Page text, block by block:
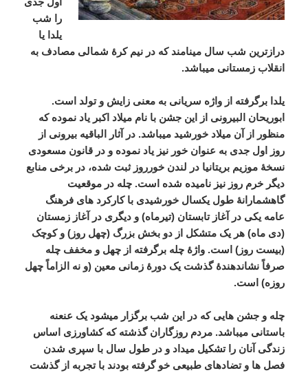
را شب
یلدا یا
درازترین شب سال مینامند که در نیم کرۀ شمالی مصادف به
انقلاب زمستانی میباشد.
یلدا برگرفته از واژه سریانی به معنی زایش و تولد است.
ابوریحان البیرونی از این جشن با نام میلاد اکبر یاد نموده که
منظور از آن میلاد خورشید میباشد. در آثار الباقیه بیرونی از
روز اول جدی به عنوان خور نیز یاد نموده و در قانون مسعودی
نسخۀ موزیم بریتانیا در لندن خورروز ثبت شده، در برخی منابع
دیگر خرم روز نیز نامیده شده است. چله در موقعیت
گاهشمارانۀ طول یکسال خورشیدی با کارکرد های فرهنگ
عامه یکی در آغاز تابستان (تیرماه) و دیگری در آغاز زمستان
(دی ماه) هر یک متشکل از دو بخش بزرگ (چهل روز) و کوچک
(بیست روز) است. واژۀ چله برگرفته از چهل و مخفف چله
صرفاً نشاندهندۀ گذشت یک دورۀ زمانی معین (و نه الزاماً چهل
روزه) است.
چله و جشن هایی که در این شب برگزار میشود یک عنعنه
باستانی میباشد. مردم روزگاران گذشته که کشاورزی اساس
زندگی آنان را تشکیل میداد و در طول سال با سپری شدن
فصل ها و تضادهای طبیعی خو گرفته بودند با تجربه از گذشت